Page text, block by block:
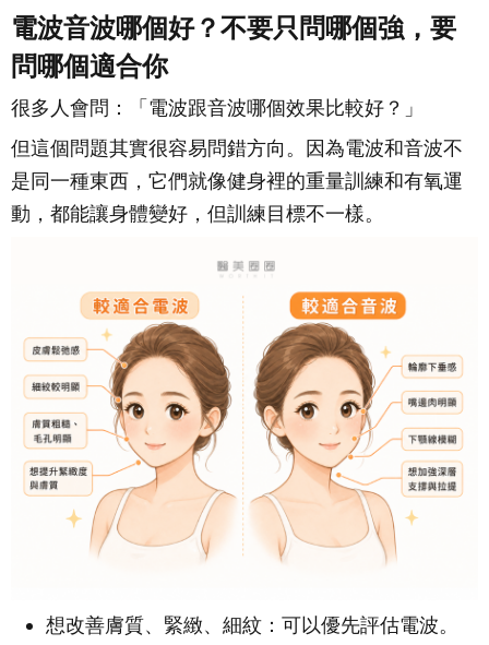
電波音波哪個好？不要只問哪個強，要
問哪個適合你
很多人會問：「電波跟音波哪個效果比較好？」
但這個問題其實很容易問錯方向。因為電波和音波不
是同一種東西，它們就像健身裡的重量訓練和有氧運
動，都能讓身體變好，但訓練目標不一樣。
想改善膚質、緊緻、細紋：可以優先評估電波。